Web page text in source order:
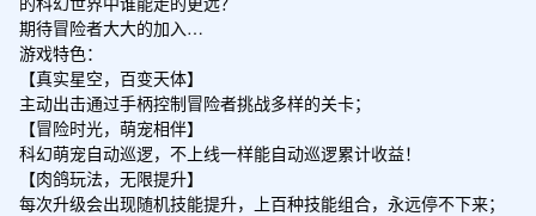
期待冒险者大大的加入…
游戏特色：
【真实星空，百变天体】
主动出击通过手柄控制冒险者挑战多样的关卡；
【冒险时光，萌宠相伴】
科幻萌宠自动巡逻，不上线一样能自动巡逻累计收益！
【肉鸽玩法，无限提升】
每次升级会出现随机技能提升，上百种技能组合，永远停不下来；